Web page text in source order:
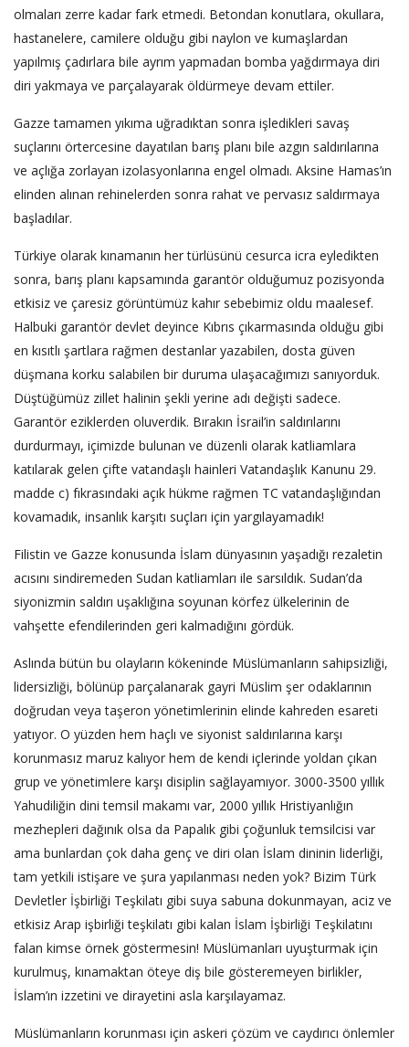
olmaları zerre kadar fark etmedi. Betondan konutlara, okullara,
hastanelere, camilere olduğu gibi naylon ve kumaşlardan
yapılmış çadırlara bile ayrım yapmadan bomba yağdırmaya diri
diri yakmaya ve parçalayarak öldürmeye devam ettiler.
Gazze tamamen yıkıma uğradıktan sonra işledikleri savaş
suçlarını örtercesine dayatılan barış planı bile azgın saldırılarına
ve açlığa zorlayan izolasyonlarına engel olmadı. Aksine Hamas’ın
elinden alınan rehinelerden sonra rahat ve pervasız saldırmaya
başladılar.
Türkiye olarak kınamanın her türlüsünü cesurca icra eyledikten
sonra, barış planı kapsamında garantör olduğumuz pozisyonda
etkisiz ve çaresiz görüntümüz kahır sebebimiz oldu maalesef.
Halbuki garantör devlet deyince Kıbrıs çıkarmasında olduğu gibi
en kısıtlı şartlara rağmen destanlar yazabilen, dosta güven
düşmana korku salabilen bir duruma ulaşacağımızı sanıyorduk.
Düştüğümüz zillet halinin şekli yerine adı değişti sadece.
Garantör eziklerden oluverdik. Bırakın İsrail’in saldırılarını
durdurmayı, içimizde bulunan ve düzenli olarak katliamlara
katılarak gelen çifte vatandaşlı hainleri Vatandaşlık Kanunu 29.
madde c) fıkrasındaki açık hükme rağmen TC vatandaşlığından
kovamadık, insanlık karşıtı suçları için yargılayamadık!
Filistin ve Gazze konusunda İslam dünyasının yaşadığı rezaletin
acısını sindiremeden Sudan katliamları ile sarsıldık. Sudan’da
siyonizmin saldırı uşaklığına soyunan körfez ülkelerinin de
vahşette efendilerinden geri kalmadığını gördük.
Aslında bütün bu olayların kökeninde Müslümanların sahipsizliği,
lidersizliği, bölünüp parçalanarak gayri Müslim şer odaklarının
doğrudan veya taşeron yönetimlerinin elinde kahreden esareti
yatıyor. O yüzden hem haçlı ve siyonist saldırılarına karşı
korunmasız maruz kalıyor hem de kendi içlerinde yoldan çıkan
grup ve yönetimlere karşı disiplin sağlayamıyor. 3000-3500 yıllık
Yahudiliğin dini temsil makamı var, 2000 yıllık Hristiyanlığın
mezhepleri dağınık olsa da Papalık gibi çoğunluk temsilcisi var
ama bunlardan çok daha genç ve diri olan İslam dininin liderliği,
tam yetkili istişare ve şura yapılanması neden yok? Bizim Türk
Devletler İşbirliği Teşkilatı gibi suya sabuna dokunmayan, aciz ve
etkisiz Arap işbirliği teşkilatı gibi kalan İslam İşbirliği Teşkilatını
falan kimse örnek göstermesin! Müslümanları uyuşturmak için
kurulmuş, kınamaktan öteye diş bile gösteremeyen birlikler,
İslam’ın izzetini ve dirayetini asla karşılayamaz.
Müslümanların korunması için askeri çözüm ve caydırıcı önlemler